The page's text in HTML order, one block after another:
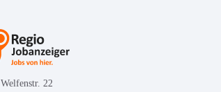
Welfenstr. 22